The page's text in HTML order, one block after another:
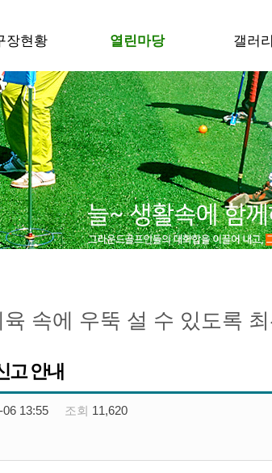
장현황 열린마당 갤러리
속에 우뚝 설 수 있도록
고 안내
06 13:55 조회 11,620